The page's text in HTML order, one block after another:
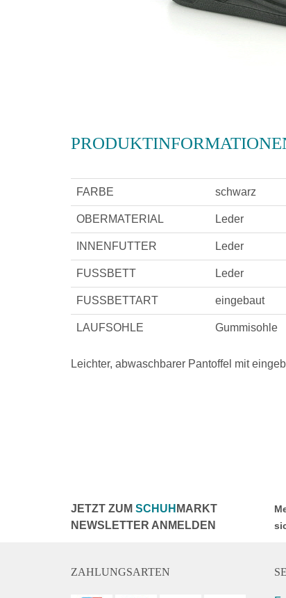
FARBE schwarz
OBERMATERIAL Leder
INNENFUTTER Leder
FUSSBETT Leder
FUSSBETTART eingebaut
LAUFSOHLE Gummisohle
Leichter, abwaschbarer Pantoffel mit
JETZT ZUM SCHUH MARKT
NEWSLETTER ANMELDEN
ZAHLUNGSARTEN